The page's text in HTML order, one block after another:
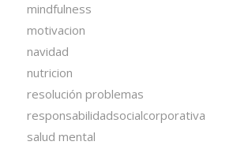
mindfulness
motivacion
navidad
nutricion
resolución problemas
responsabilidadsocialcorporativa
salud mental